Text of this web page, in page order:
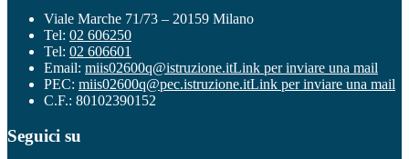
Viale Marche 71/73 – 20159 Milano
Tel: 02 606250
Tel: 02 606601
Email: miis02600q@istruzione.itLink per inviare una mail
PEC: miis02600q@pec.istruzione.itLink per inviare una mail
C.F.: 80102390152
Seguici su